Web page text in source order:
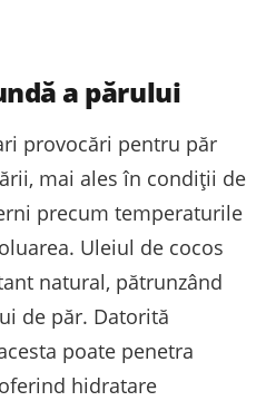
a părului
provocări pentru păr
mai ales în condiții de
precum temperaturile
Uleiul de cocos
natural, pătrunzând
de păr. Datorită
poate penetra
hidratare